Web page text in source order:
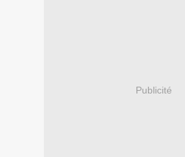
Publicité